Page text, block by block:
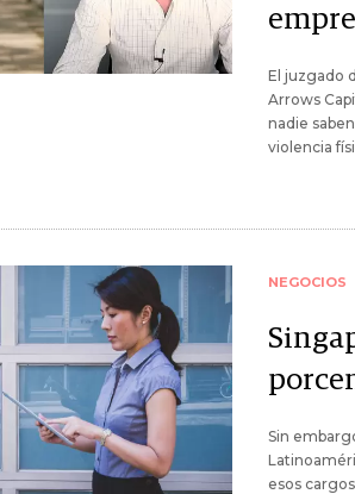
El juzgado
Arrows
nadie
violencia
NEGOCIOS
Sin
esos